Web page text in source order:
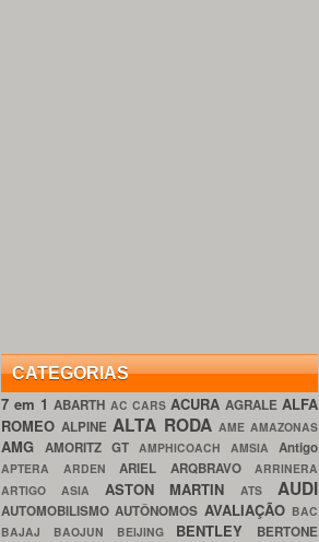
CATEGORIAS
7 em 1ABARTH AC CARS ACURA AGRALE ALFA
ROMEOALPINEALTA RODA AME AMAZONAS
AMG AMORITZ GT AMPHICOACH AMSIA Antigo
APTERA ARDEN ARIEL ARQBRAVO ARRINERA
ARTIGO ASIA ASTON MARTINATS AUDI
AUTOMOBILISMOAUTÔNOMOS AVALIAÇÃO BAC
BAJAJ BAOJUN BEIJING BENTLEY BERTONE